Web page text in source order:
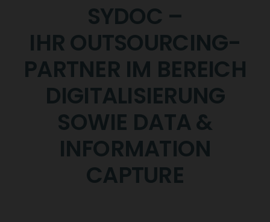
SYDOC –
IHR OUTSOURCING-
PARTNER IM BEREICH
DIGITALISIERUNG
SOWIE DATA &
INFORMATION
CAPTURE